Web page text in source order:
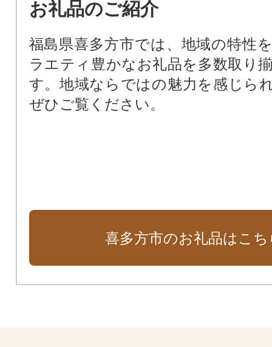
お礼品のご紹介
福島県喜多方市では、地域の特性
ラエティ豊かなお礼品を多数取り
す。地域ならではの魅力を感じら
ぜひご覧ください。
喜多方市のお礼品はこち